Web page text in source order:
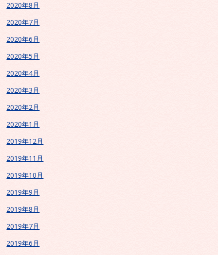
2020年8月
2020年7月
2020年6月
2020年5月
2020年4月
2020年3月
2020年2月
2020年1月
2019年12月
2019年11月
2019年10月
2019年9月
2019年8月
2019年7月
2019年6月